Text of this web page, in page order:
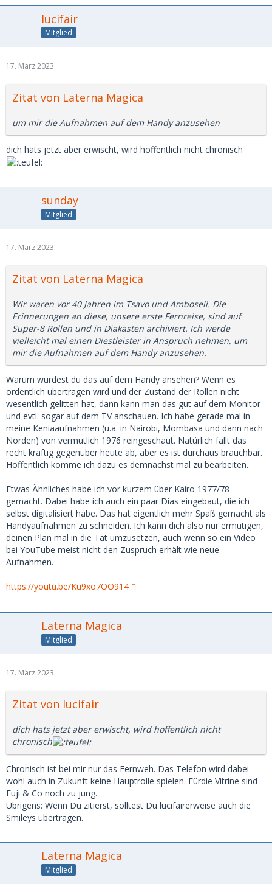
lucifair
Mitglied
17. März 2023
Zitat von Laterna Magica
um mir die Aufnahmen auf dem Handy anzusehen
dich hats jetzt aber erwischt, wird hoffentlich nicht chronisch
sunday
Mitglied
17. März 2023
Zitat von Laterna Magica
Wir waren vor 40 Jahren im Tsavo und Amboseli. Die
Erinnerungen an diese, unsere erste Fernreise, sind auf
Super-8 Rollen und in Diakästen archiviert. Ich werde
vielleicht mal einen Diestleister in Anspruch nehmen, um
mir die Aufnahmen auf dem Handy anzusehen.
Warum würdest du das auf dem Handy ansehen? Wenn es
ordentlich übertragen wird und der Zustand der Rollen nicht
wesentlich gelitten hat, dann kann man das gut auf dem Monitor
und evtl. sogar auf dem TV anschauen. Ich habe gerade mal in
meine Keniaaufnahmen (u.a. in Nairobi, Mombasa und dann nach
Norden) von vermutlich 1976 reingeschaut. Natürlich fällt das
recht kräftig gegenüber heute ab, aber es ist durchaus brauchbar.
Hoffentlich komme ich dazu es demnächst mal zu bearbeiten.
Etwas Ähnliches habe ich vor kurzem über Kairo 1977/78
gemacht. Dabei habe ich auch ein paar Dias eingebaut, die ich
selbst digitalisiert habe. Das hat eigentlich mehr Spaß gemacht als
Handyaufnahmen zu schneiden. Ich kann dich also nur ermutigen,
deinen Plan mal in die Tat umzusetzen, auch wenn so ein Video
bei YouTube meist nicht den Zuspruch erhält wie neue
Aufnahmen.
https://youtu.be/Ku9xo7OO914
Laterna Magica
Mitglied
17. März 2023
Zitat von lucifair
dich hats jetzt aber erwischt, wird hoffentlich nicht
chronisch
Chronisch ist bei mir nur das Fernweh. Das Telefon wird dabei
wohl auch in Zukunft keine Hauptrolle spielen. Fürdie Vitrine sind
Fuji & Co noch zu jung.
Übrigens: Wenn Du zitierst, solltest Du lucifairerweise auch die
Smileys übertragen.
Laterna Magica
Mitglied